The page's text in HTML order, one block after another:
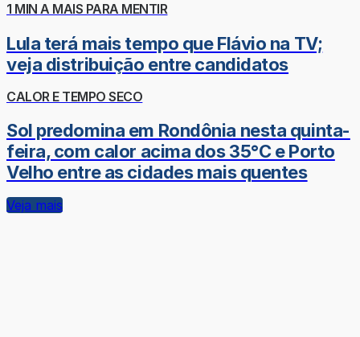
1 MIN A MAIS PARA MENTIR
Lula terá mais tempo que Flávio na TV;
veja distribuição entre candidatos
CALOR E TEMPO SECO
Sol predomina em Rondônia nesta quinta-
feira, com calor acima dos 35°C e Porto
Velho entre as cidades mais quentes
Veja mais